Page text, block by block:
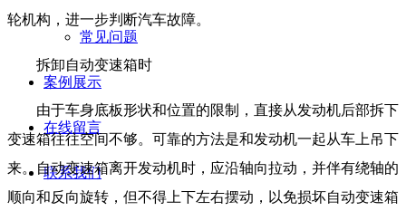
常见问题
案例展示
在线留言
联系我们
轮机构，进一步判断汽车故障。
拆卸自动变速箱时
由于车身底板形状和位置的限制，直接从发动机后部拆下
变速箱往往空间不够。可靠的方法是和发动机一起从车上吊下
来。自动变速箱离开发动机时，应沿轴向拉动，并伴有绕轴的
顺向和反向旋转，但不得上下左右摆动，以免损坏自动变速箱